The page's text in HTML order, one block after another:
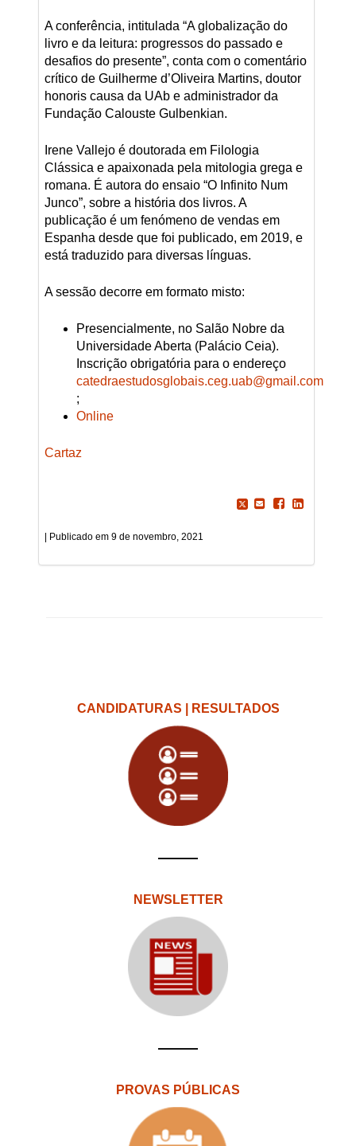
A conferência, intitulada “A globalização do
livro e da leitura: progressos do passado e
desafios do presente”, conta com o comentário
crítico de Guilherme d’Oliveira Martins, doutor
honoris causa da UAb e administrador da
Fundação Calouste Gulbenkian.
Irene Vallejo é doutorada em Filologia
Clássica e apaixonada pela mitologia grega e
romana. É autora do ensaio “O Infinito Num
Junco”, sobre a história dos livros. A
publicação é um fenómeno de vendas em
Espanha desde que foi publicado, em 2019, e
está traduzido para diversas línguas.
A sessão decorre em formato misto:
Presencialmente, no Salão Nobre da
Universidade Aberta (Palácio Ceia).
Inscrição obrigatória para o endereço
catedraestudosglobais.ceg.uab@gmail.com
;
Online
Cartaz
9 de novembro, 2021
CANDIDATURAS | RESULTADOS
NEWSLETTER
PROVAS PÚBLICAS